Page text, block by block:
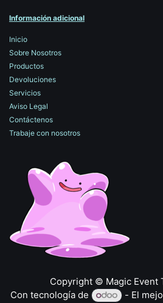
Información adicional
Inicio
Sobre Nosotros
Productos
Devoluciones
Servicios
Aviso Legal
Contáctenos
Trabaje con nosotros
​Copyright © Magic Event
Con tecnología de
- El